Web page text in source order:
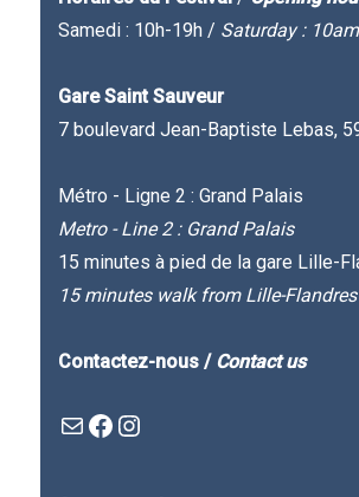
Samedi : 10h-19h / Saturday :
Gare Saint Sauveur
7 boulevard Jean-Baptiste Lebas,
Métro - Ligne 2 : Grand Palais
Metro - Line 2 : Grand Palais
15 minutes à pied de la gare Lille-
15 minutes walk from Lille-
Contactez-nous / Contact us
Mail
Facebook : Festivla des livres d'en hautInstagram